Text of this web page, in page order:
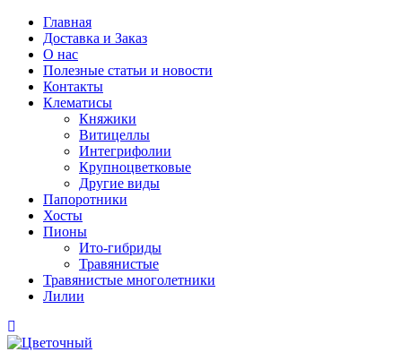
Главная
Доставка и Заказ
О нас
Полезные статьи и новости
Контакты
Клематисы
Княжики
Витицеллы
Интегрифолии
Крупноцветковые
Другие виды
Папоротники
Хосты
Пионы
Ито-гибриды
Травянистые
Травянистые многолетники
Лилии